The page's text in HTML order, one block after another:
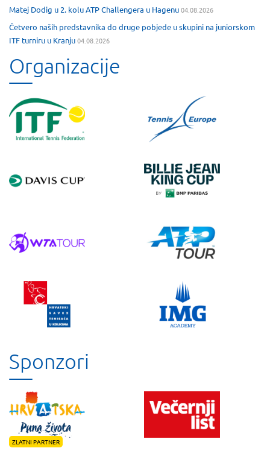
Matej Dodig u 2. kolu ATP Challengera u Hagenu04.08.2026
Četvero naših predstavnika do druge pobjede u skupini na juniorskom
ITF turniru u Kranju04.08.2026
Organizacije
Sponzori
ZLATNI PARTNER